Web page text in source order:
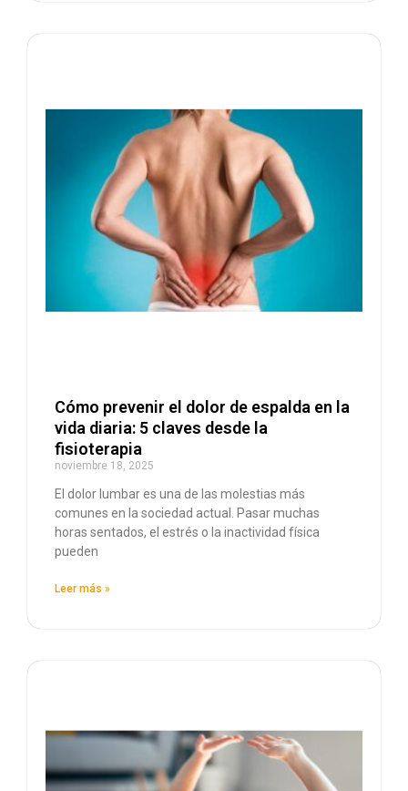
Cómo prevenir el dolor de espalda en la
vida diaria: 5 claves desde la
fisioterapia
noviembre 18, 2025
El dolor lumbar es una de las molestias más
comunes en la sociedad actual. Pasar muchas
horas sentados, el estrés o la inactividad física
pueden
Leer más »